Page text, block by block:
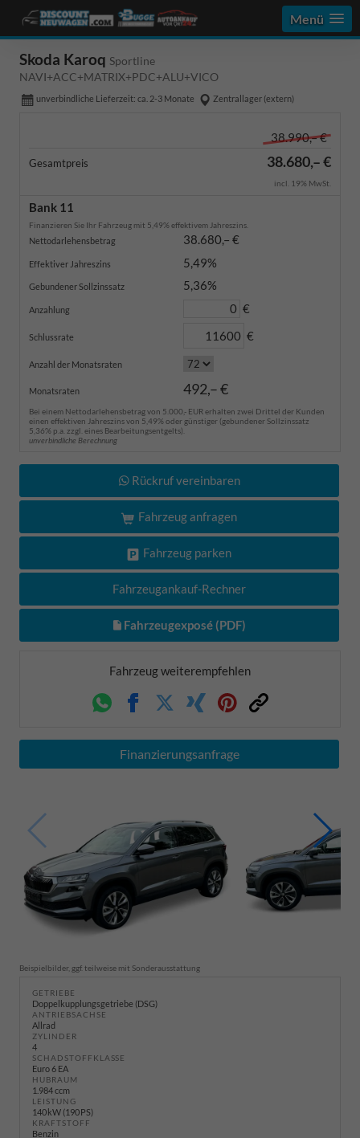
Menü
Skoda Karoq Sportline
NAVI+ACC+MATRIX+PDC+ALU+VICO
unverbindliche Lieferzeit: ca. 2-3 Monate Zentrallager (extern)
38.990,– €
Gesamtpreis 38.680,– €
incl. 19% MwSt.
Bank 11
Finanzieren Sie Ihr Fahrzeug mit 5,49% effektivem Jahreszins.
Nettodarlehensbetrag
38.680,– €
Effektiver Jahreszins 5,49%
Gebundener Sollzinssatz 5,36%
Anzahlung €
Schlussrate €
Anzahl der Monatsraten
Monatsraten 492,– €
Bei einem Nettodarlehensbetrag von 5.000,- EUR erhalten zwei Drittel der Kunden
einen effektiven Jahreszins von 5,49% oder günstiger (gebundener Sollzinssatz
5,36% p.a. zzgl. eines Bearbeitungsentgelts).
unverbindliche Berechnung
Rückruf vereinbaren
Fahrzeug anfragen
Fahrzeug parken
Fahrzeugankauf-Rechner
Fahrzeugexposé (PDF)
Fahrzeug weiterempfehlen
WhatsappFacebookTwitterXing PinterestLink
Finanzierungsanfrage
Beispielbilder, ggf. teilweise mit Sonderausstattung
GETRIEBE
Doppelkupplungsgetriebe (DSG)
ANTRIEBSACHSE
Allrad
ZYLINDER
4
SCHADSTOFFKLASSE
Euro 6 EA
HUBRAUM
1.984 ccm
LEISTUNG
140 kW (190 PS)
KRAFTSTOFF
Benzin